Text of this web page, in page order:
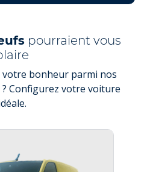
pourraient vous
bonheur parmi nos
Configurez votre voiture